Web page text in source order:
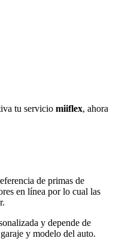
tu servicio miiflex, ahora
de primas de
en línea por lo cual las
y depende de
y modelo del auto.